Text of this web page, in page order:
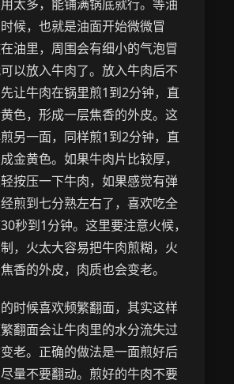
太多，能铺满锅底就行。等油
候，也就是油面开始微微冒
油里，周围会有细小的气泡冒
以放入牛肉了。放入牛肉后不
让牛肉在锅里煎1到2分钟，直
色，形成一层焦香的外皮。这
另一面，同样煎1到2分钟，直
金黄色。如果牛肉片比较厚，
按压一下牛肉，如果感觉有弹
煎到七分熟左右了，喜欢吃全
秒到1分钟。这里要注意火候，
，火太大容易把牛肉煎糊，火
香的外皮，肉质也会变老。
时候喜欢频繁翻面，其实这样
翻面会让牛肉里的水分流失过
老。正确的做法是一面煎好后
量不要翻动。煎好的牛肉不要